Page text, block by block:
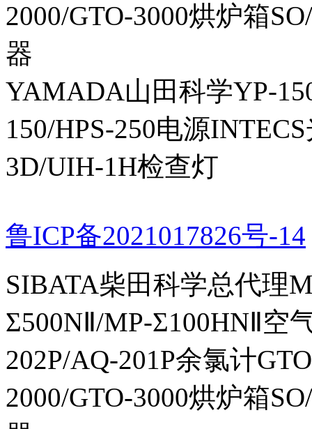
2000/GTO-3000烘炉箱
器
YAMADA山田科学YP-
150/HPS-250电源
3D/UIH-1H检查灯
鲁ICP备2021017826号-14
SIBATA柴田科学总代理
Σ500NⅡ/MP-Σ100HNⅡ空
202P/AQ-201P余氯计
2000/GTO-3000烘炉箱